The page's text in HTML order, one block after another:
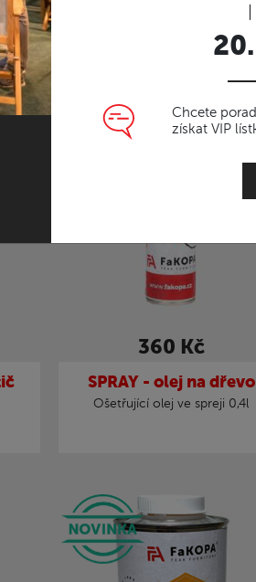
Chcete
získat VIP
od:
360 Kč
SPRAY - olej na dřevo
Ošetřující olej ve spreji 0,4l